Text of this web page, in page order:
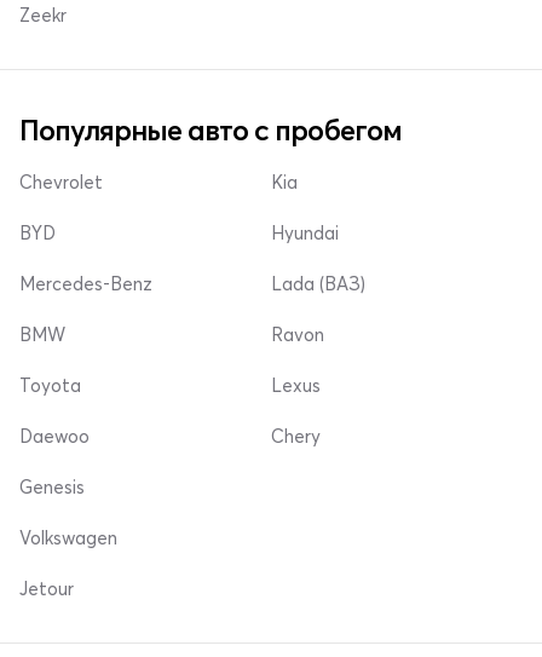
Zeekr
Популярные авто с пробегом
Chevrolet
BYD
Mercedes-Benz
Kia
Hyundai
Lada (ВАЗ)
BMW
Toyota
Daewoo
Ravon
Lexus
Chery
Genesis
Volkswagen
Jetour